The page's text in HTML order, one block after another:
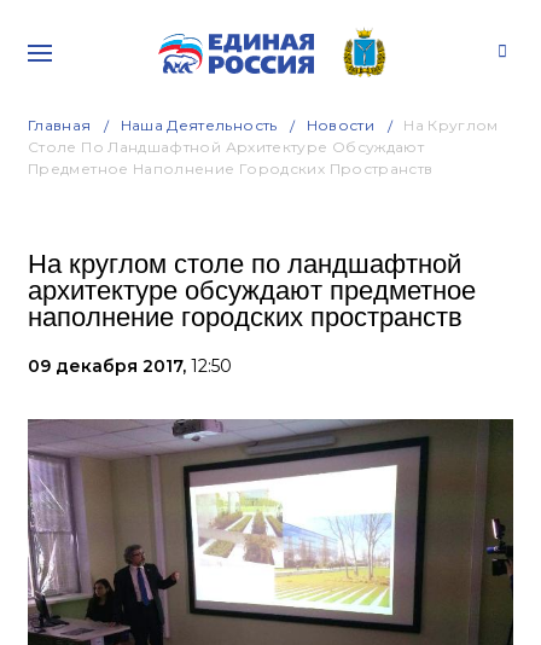
Главная Наша Деятельность Новости
На Круглом
Столе По Ландшафтной Архитектуре Обсуждают
Предметное Наполнение Городских Пространств
На круглом столе по ландшафтной
архитектуре обсуждают предметное
наполнение городских пространств
09 декабря 2017, 12:50